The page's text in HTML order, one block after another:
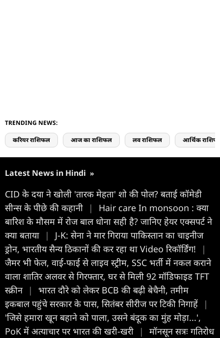
TRENDING NEWS:
करियर राशिफल आज का राशिफल लव राशिफल आर्थिक
Latest News in Hindi »
CID के दया ने खोली 'तारक मेहता' शो की पोल? बताई कॉमेडी
सीन्स के पीछे की कहानी
|
Hair care In monsoon : क्या
बारिश के मौसम में रोज बाल धोना सही है? जानिए हेयर एक्सपर्ट ने
क्या बताया
|
J-K: सेना ने मार गिराया पाकिस्तान का चाइनीज
ड्रोन, भारतीय सैन्य ठिकानों की कर रहा था Video रिकॉर्डिंग!
|
जैमर भी फेल, वाई-फाई से लाइव स्ट्रीम, SSC भर्ती में नकल कराने
वाला शातिर अलवर से गिरफ्तार, घर से मिली 92 मॉडिफाइड TFT
स्क्रीन |
भारत दौरे को लेकर BCB की बढ़ी बेचैनी, तमीम
इकबाल पहुंचे सरकार के पास, सितंबर सीरीज पर टिकी निगाहें
|
'जिसे हमारा खून बहाने को पाला, उसने बंदूक का मुंह मोड़ा...',
PoK में अत्याचार पर भारत की खरी-खरी
|
मॉनसून सत्रः गतिरोध